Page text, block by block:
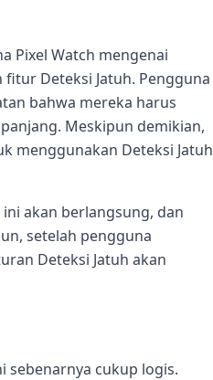
Pixel Watch mengenai
Deteksi Jatuh. Pengguna
bahwa mereka harus
Meskipun demikian,
menggunakan Deteksi Jatuh
akan berlangsung, dan
setelah pengguna
Deteksi Jatuh akan
cukup logis.